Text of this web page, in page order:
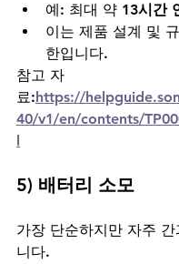
예: 최대 약 13시간
이는 제품 설계 및
한입니다.
참고 자
료: https://
40/v1/en/contents/
5) 배터리 소모
가장 단순하지만 자주
니다.